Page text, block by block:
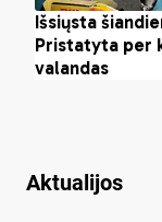
Aktualijos